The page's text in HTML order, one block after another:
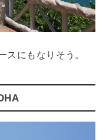
スにもなりそう。